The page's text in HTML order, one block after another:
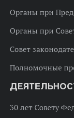
Органы при
Органы при
Совет
Полномочные
30 лет Совету